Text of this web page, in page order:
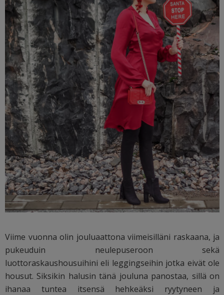
Viime vuonna olin jouluaattona viimeisilläni raskaana, ja
pukeuduin neulepuseroon sekä
luottoraskaushousuihini eli leggingseihin jotka eivät ole
housut. Siksikin halusin tänä jouluna panostaa, sillä on
ihanaa tuntea itsensä hehkeäksi ryytyneen ja